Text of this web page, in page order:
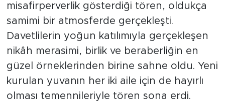
misafirperverlik gösterdiği tören, oldukça
samimi bir atmosferde gerçekleşti.
Davetlilerin yoğun katılımıyla gerçekleşen
nikâh merasimi, birlik ve beraberliğin en
güzel örneklerinden birine sahne oldu. Yeni
kurulan yuvanın her iki aile için de hayırlı
olması temennileriyle tören sona erdi.